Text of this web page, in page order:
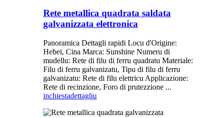
Rete metallica quadrata saldata
galvanizzata elettronica
Panoramica Dettagli rapidi Locu d'Origine:
Hebei, Cina Marca: Sunshine Numeru di
mudellu: Rete di filu di ferru quadratu Materiale:
Filu di ferru galvanizatu, Tipu di filu di ferru
galvanizatu: Rete di filu elettricu Applicazione:
Rete di recinzione, Foro di prutezzione ...
inchiestadettagliu